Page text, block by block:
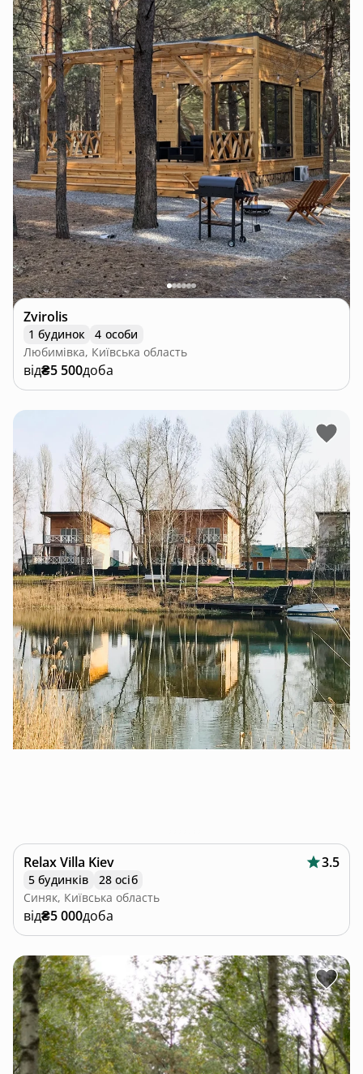
Zvirolis
1 будинок
4 особи
Любимівка, Київська область
від₴5 500доба
Relax Villa Kiev 3.5
5 будинків
28 осіб
Синяк, Київська область
від₴5 000доба